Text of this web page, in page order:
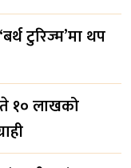
टुरिज्म’मा थप
१० लाखको